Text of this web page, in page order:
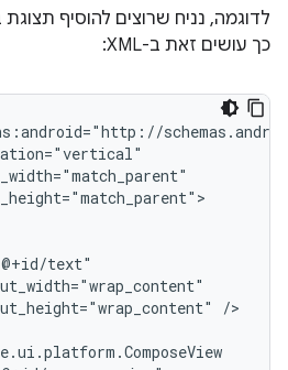
לדוגמה, נניח שרוצים להוסיף
כך עושים זאת ב-XML:
/>